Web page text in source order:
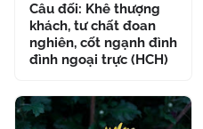
Câu đối: Khê thượng
khách, tư chất đoan
nghiên, cốt ngạnh đình
đình ngoại trực (HCH)